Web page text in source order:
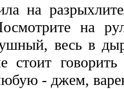
на
на
весь в
стоит
- джем,